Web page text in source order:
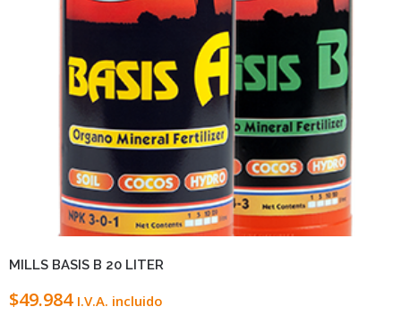
VIEW DETAILS LEER MÁS
MILLS BASIS B 20 LITER
$49.984 I.V.A. incluido